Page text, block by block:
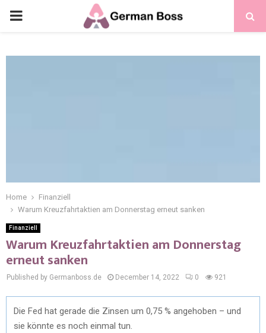
Home
Finanziell
Warum Kreuzfahrtaktien am Donnerstag erneut sanken
Finanziell
Warum Kreuzfahrtaktien am Donnerstag
erneut sanken
Published by Germanboss.de December 14, 2022 0 921
Die Fed hat gerade die Zinsen um 0,75 % angehoben – und
sie könnte es noch einmal tun.